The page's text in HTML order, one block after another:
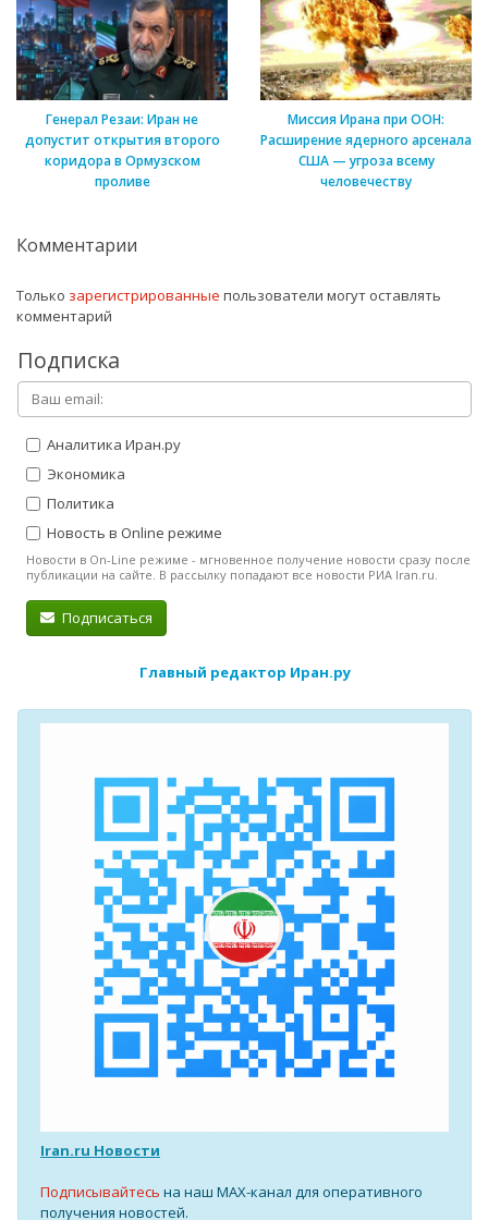
Генерал Резаи: Иран не
допустит открытия второго
коридора в Ормузском
проливе
Миссия Ирана при ООН:
Расширение ядерного арсенала
США — угроза всему
человечеству
Комментарии
Только зарегистрированные пользователи могут оставлять
комментарий
Подписка
Аналитика Иран.ру
Экономика
Политика
Новость в Online режиме
Новости в On-Line режиме - мгновенное получение новости сразу после
публикации на сайте. В рассылку попадают все новости РИА Iran.ru.
Подписаться
Главный редактор Иран.ру
Iran.ru Новости
Подписывайтесь на наш MAX-канал для оперативного
получения новостей.